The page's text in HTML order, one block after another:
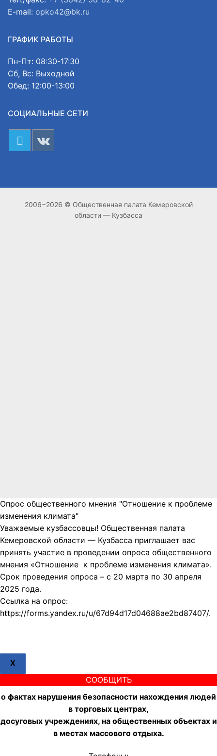
E-mail: opko42@bk.ru
ГРАФИК РАБОТЫ
Пн-Пт: 08:30-17:30
Сб, Вс: Выходной
Обед: 12:00-13:00
СОЦИАЛЬНЫЕ СЕТИ
2006−2026 © Общественная палата Кемеровской
области — Кузбасса
Опрос общественного мнения "Отношение к проблеме
изменения климата"
Уважаемые кузбассовцы! Общественная палата
Кемеровской области — Кузбасса приглашает вас
принять участие в проведении опроса общественного
мнения «Отношение к проблеме изменения климата».
Срок проведения опроса – с 20 марта по 30 апреля
2025 года.
Ссылка на опрос:
https://forms.yandex.ru/u/67d94d17d04688ae2bd87407/.
X
СООБЩИТЬ
о фактах нарушения безопасности нахождения людей
в торговых центрах,
досуговых учреждениях, на общественных объектах и
в местах массового отдыха.